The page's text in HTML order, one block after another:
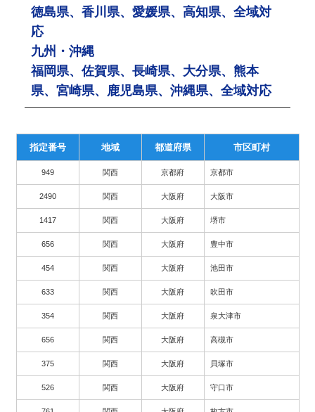
徳島県、香川県、愛媛県、高知県、全域対
応
九州・沖縄
福岡県、佐賀県、長崎県、大分県、熊本
県、宮崎県、鹿児島県、沖縄県、全域対応
指定番号 地域 都道府県 市区町村
949 関西 京都府 京都市
2490 関西 大阪府 大阪市
1417 関西 大阪府 堺市
656 関西 大阪府 豊中市
454 関西 大阪府 池田市
633 関西 大阪府 吹田市
354 関西 大阪府 泉大津市
656 関西 大阪府 高槻市
375 関西 大阪府 貝塚市
526 関西 大阪府 守口市